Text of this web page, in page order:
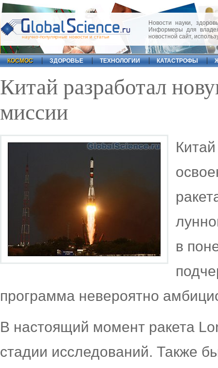
научно-популярные новости и статьи
Новости науки,
Информеры для
новостной сайт,
КОСМОС ЗДОРОВЬЕ ТЕХНОЛОГИИ КАТАСТРОФЫ
Китай разработал
миссии
в
программа невероятно
В настоящий момент ракета
стадии исследований. Также